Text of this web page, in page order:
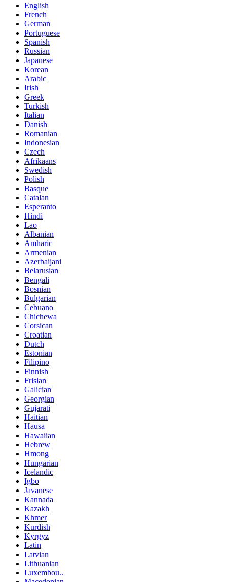
English
French
German
Portuguese
Spanish
Russian
Japanese
Korean
Arabic
Irish
Greek
Turkish
Italian
Danish
Romanian
Indonesian
Czech
Afrikaans
Swedish
Polish
Basque
Catalan
Esperanto
Hindi
Lao
Albanian
Amharic
Armenian
Azerbaijani
Belarusian
Bengali
Bosnian
Bulgarian
Cebuano
Chichewa
Corsican
Croatian
Dutch
Estonian
Filipino
Finnish
Frisian
Galician
Georgian
Gujarati
Haitian
Hausa
Hawaiian
Hebrew
Hmong
Hungarian
Icelandic
Igbo
Javanese
Kannada
Kazakh
Khmer
Kurdish
Kyrgyz
Latin
Latvian
Lithuanian
Luxembou..